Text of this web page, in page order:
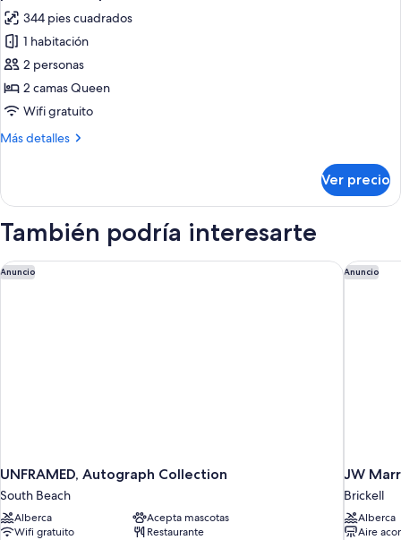
2
Adults
+
Child)
las
fotos
de
Habitación
superior,
2
camas
con
acceso
para
discapacitadas
344 pies cuadrados
1 habitación
2 personas
2 camas Queen
Wifi gratuito
Más detalles
Más
superior,
camas
size,
con
Ver precio
También podría interesarte
Anuncio
UNFRAMED, Autograph Collection
South Beach
Alberca
Acepta mascotas
Wifi gratuito
Restaurante
UNFRAMED, Autograph Collection Anuncio
JW
Brickell
Alberca
Aire
JW